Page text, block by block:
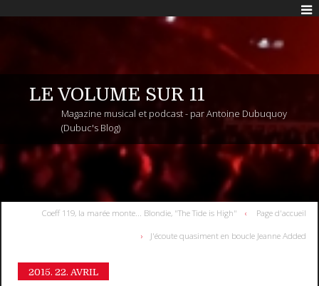
LE VOLUME SUR 11
Magazine musical et podcast - par Antoine Dubuquoy
(Dubuc's Blog)
Coeff 119, la marée monte... Blondie, "The Tide is High" Page d'accueil
J'écoute quasiment en boucle Jeanne Added
2015. 22. AVRIL